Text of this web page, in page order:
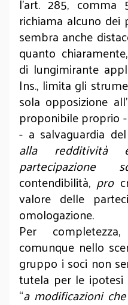
richiama alcuno
sembra anche
quanto
di lungimirante
Ins., limita gli
sola opposizione
proponibile proprio
- a salvaguardia
alla
partecipazione
contendibilità, pro
valore delle
omologazione.
Per
comunque nello
gruppo i soci non
tutela per le ipotesi
“a modificazioni